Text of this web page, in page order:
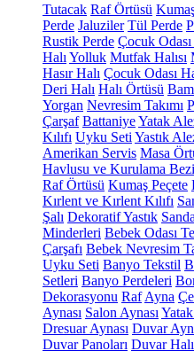
Tutacak Raf Örtüsü
Perde Jaluziler Tül Perde
Rustik Perde Çocuk Odası
Halı Yolluk Mutfak Halısı
Hasır Halı Çocuk Odası
Deri Halı Halı Örtüsü
Yorgan Nevresim Takımı
Çarşaf BattaniyeYatak
Kılıfı Uyku Seti Yastık
Amerikan Servis Masa
Havlusu ve Kurulama Bezi
Raf Örtüsü Kumaş Peçete
Kırlent ve Kırlent Kılıfı
Şalı Dekoratif Yastık
Minderleri Bebek Odası
Çarşafı Bebek Nevresim
Uyku Seti Banyo Tekstil
Setleri Banyo Perdeleri
Dekorasyonu Raf Ayna
Aynası Salon Aynası Yatak
Dresuar Aynası Duvar
Duvar Panoları Duvar